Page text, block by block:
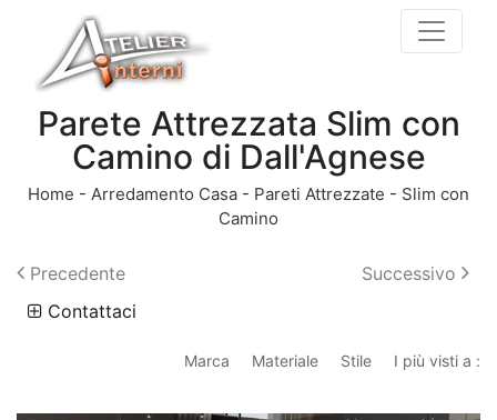
Parete Attrezzata Slim con
Camino di Dall'Agnese
Home - Arredamento Casa - Pareti Attrezzate - Slim con
Camino
Precedente
Successivo
Contattaci
Marca Materiale Stile I più visti a :